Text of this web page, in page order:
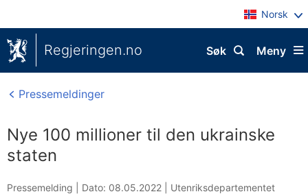
Norsk
Regjeringen.no Meny
Søk
Pressemeldinger
Nye 100 millioner til den ukrainske
staten
Pressemelding | Dato: 08.05.2022
Utenriksdepartementet